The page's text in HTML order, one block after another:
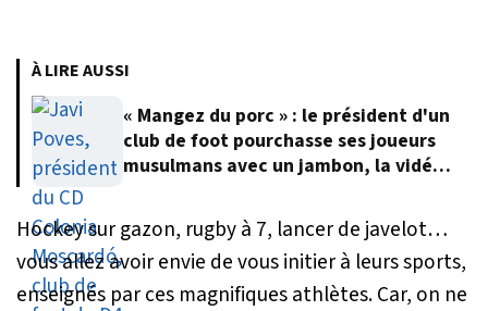
À LIRE AUSSI
« Mangez du porc » : le président d'un
club de foot pourchasse ses joueurs
musulmans avec un jambon, la vidéo
Hockey sur gazon, rugby à 7, lancer de javelot…
vous allez avoir envie de vous initier à leurs sports,
enseignés par ces magnifiques athlètes. Car, on ne